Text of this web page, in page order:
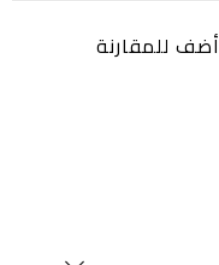
أضف للمقارنة